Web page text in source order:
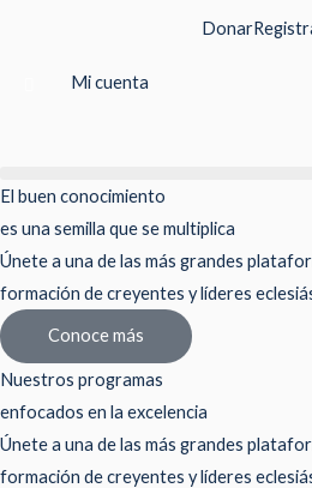
contenido
Donar
Mi cuenta
El buen conocimiento
es una semilla que se multiplica
Únete a una de las más grandes
formación de creyentes y líderes
Conoce más
Nuestros programas
enfocados en la excelencia
Únete a una de las más grandes
formación de creyentes y líderes